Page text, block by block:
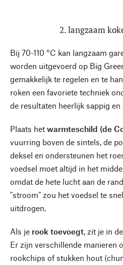
2. langzaam
Bij 70-110 °C kan langzaam
worden uitgevoerd op Big
gemakkelijk te regelen en te
roken een favoriete techniek
de resultaten heerlijk sappig en
Plaats het warmteschild (de
vuurring boven de sintels, de
deksel en ondersteunen het
voedsel moet altijd in het
omdat de hete lucht aan de
"stroom" zou het voedsel te
uitdrogen.
Als je rook toevoegt , zit je in de
Er zijn verschillende manieren
rookchips of stukken hout